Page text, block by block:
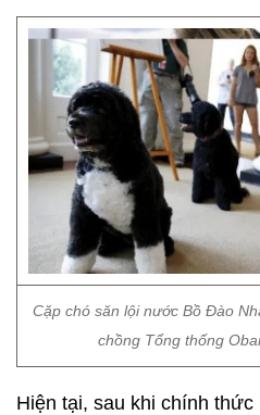
Cặp chó săn lội nước Bồ Đào
chồng Tổng thống
Hiện tại, sau khi chính